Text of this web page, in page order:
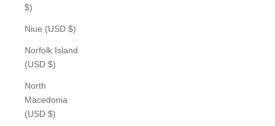
$)
Niue (USD $)
Norfolk Island
(USD $)
North
Macedonia
(USD $)